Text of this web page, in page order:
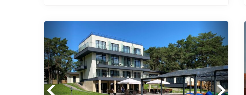
Previous Next